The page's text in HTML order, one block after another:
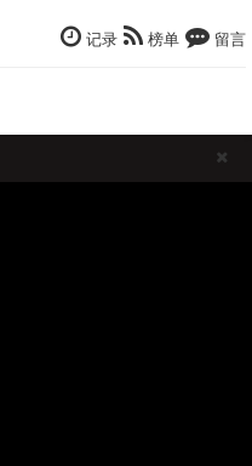
记录 榜单 留言